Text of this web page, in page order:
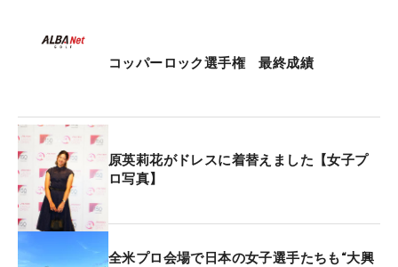
コッパーロック選手権 最終成績
原英莉花がドレスに着替えました【女子プ
ロ写真】
全米プロ会場で日本の女子選手たちも“大興